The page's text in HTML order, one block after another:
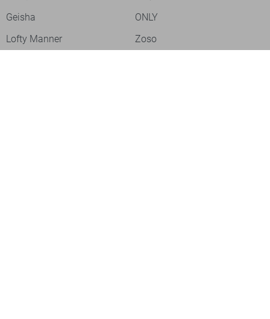
Geisha
ONLY
Lofty Manner
Zoso